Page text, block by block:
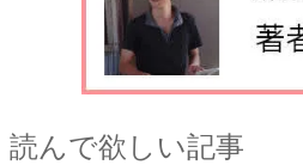
読んで欲しい記事